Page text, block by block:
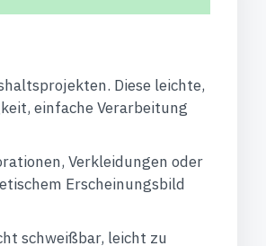
Diese leichte,
einfache Verarbeitung
Verkleidungen oder
Erscheinungsbild
schweißbar, leicht zu